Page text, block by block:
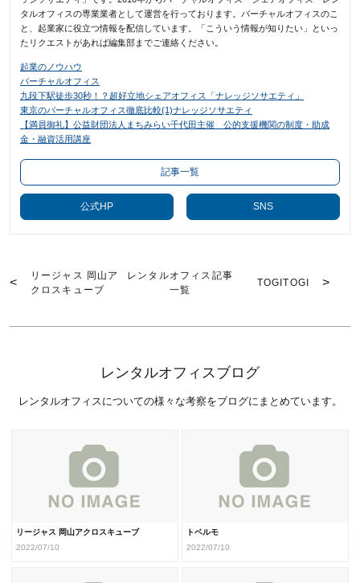
タルオフィスの専業業者として運営を行っております。バーチャルオフィスのこ
と、起業家に役立つ情報を配信しています。「こういう情報が知りたい」といっ
たリクエストがあれば編集部までご連絡ください。
起業のノウハウ
バーチャルオフィス
九段下駅徒歩30秒！？超好立地シェアオフィス「ナレッジソサエティ」
東京のバーチャルオフィス徹底比較(1)ナレッジソサエティ
【満員御礼】公益財団法人まちみらい千代田主催 公的支援機関の制度・助成
金・融資活用講座
記事一覧
公式HP SNS
リージャス 岡山ア
クロスキューブ
レンタルオフィス記事
一覧
TOGITOGI
レンタルオフィスブログ
レンタルオフィスについての様々な考察をブログにまとめています。
リージャス 岡山アクロスキューブ
2022/07/10
トベルモ
2022/07/10